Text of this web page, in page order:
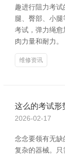
趣进行阻力考
腿、臀部、小
考试，弹力绳
肉力量和耐力
维修资讯
这么的考试形
2026-02-17
念念要领有无
复杂的器械。